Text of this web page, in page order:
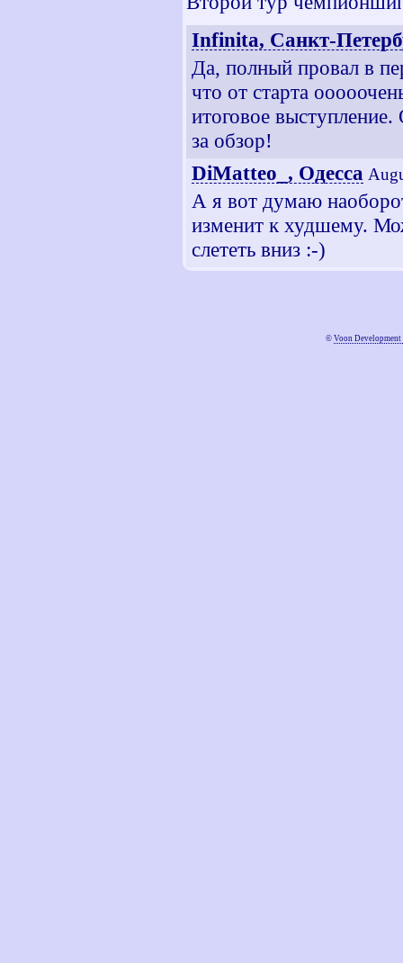
Infinita, Санкт-
Да, полный провал в
что от старта
итоговое
за обзор!
DiMatteo_, Одесса
А я вот думаю
изменит к худшему.
слететь вниз :-)
© Voon Development